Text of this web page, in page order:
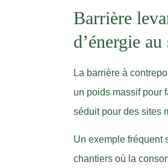
Barrière
d’énergie
La barrière à
un poids massif pour
séduit pour des sites
Un exemple fréquent
chantiers où la